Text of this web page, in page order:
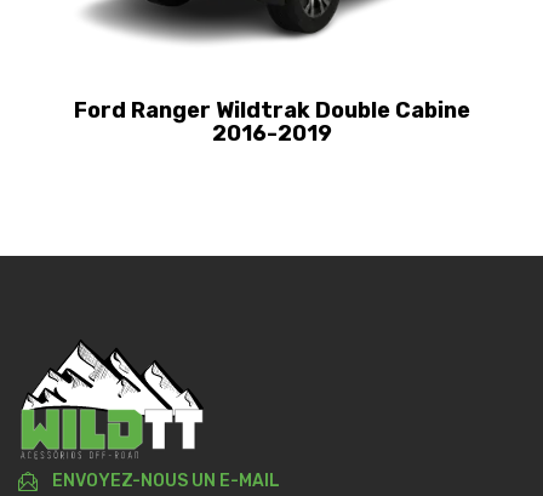
Ford Ranger Wildtrak Double Cabine
2016-2019
ENVOYEZ-NOUS UN E-MAIL